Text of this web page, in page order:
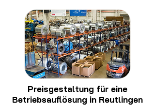
Preisgestaltung für eine
Betriebsauflösung in Reutlingen